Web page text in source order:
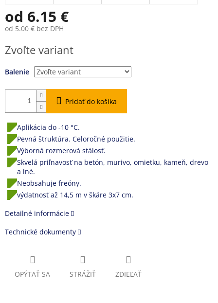
od 6.15 €
od 5.00 € bez DPH
cena:
Zvoľte variant
Balenie
Pridať do košíka
Aplikácia do -10 °C.
Pevná štruktúra. Celoročné použitie.
Výborná rozmerová stálosť.
Skvelá priľnavosť na betón, murivo, omietku, kameň, drevo
a iné.
Neobsahuje freóny.
výdatnosť až 14,5 m v škáre 3x7 cm.
Detailné informácie
Technické dokumenty
OPÝTAŤ SA STRÁŽIŤ ZDIEĽAŤ